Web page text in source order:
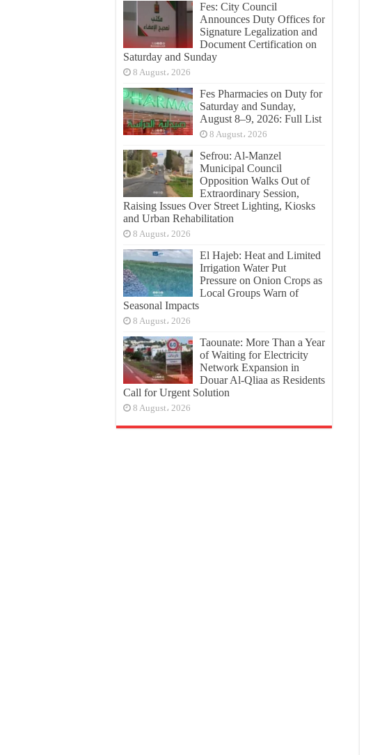
Fes: City Council
Announces Duty Offices for
Signature Legalization and
Document Certification on
Saturday and Sunday
8 August، 2026
Fes Pharmacies on Duty for
Saturday and Sunday,
August 8–9, 2026: Full List
8 August، 2026
Sefrou: Al-Manzel
Municipal Council
Opposition Walks Out of
Extraordinary Session,
Raising Issues Over Street Lighting, Kiosks
and Urban Rehabilitation
8 August، 2026
El Hajeb: Heat and Limited
Irrigation Water Put
Pressure on Onion Crops as
Local Groups Warn of
Seasonal Impacts
8 August، 2026
Taounate: More Than a Year
of Waiting for Electricity
Network Expansion in
Douar Al-Qliaa as Residents
Call for Urgent Solution
8 August، 2026